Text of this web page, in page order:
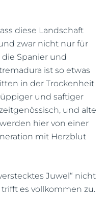
diese Landschaft
zwar nicht nur für
Spanier und
ist so etwas
in der Trockenheit
und saftiger
und alte
hier von einer
mit Herzblut
Juwel“ nicht
es vollkommen zu.